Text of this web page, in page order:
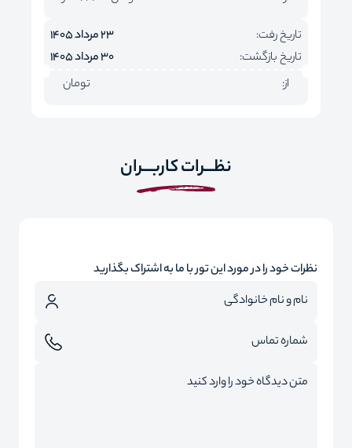
تاریخ رفت:
23 مرداد 1405
تاریخ بازگشت:
30 مرداد 1405
از:
تومان
نظـــرات کاربـــران
نظرات خود را در مورد این تور با ما به اشتراک بگذارید